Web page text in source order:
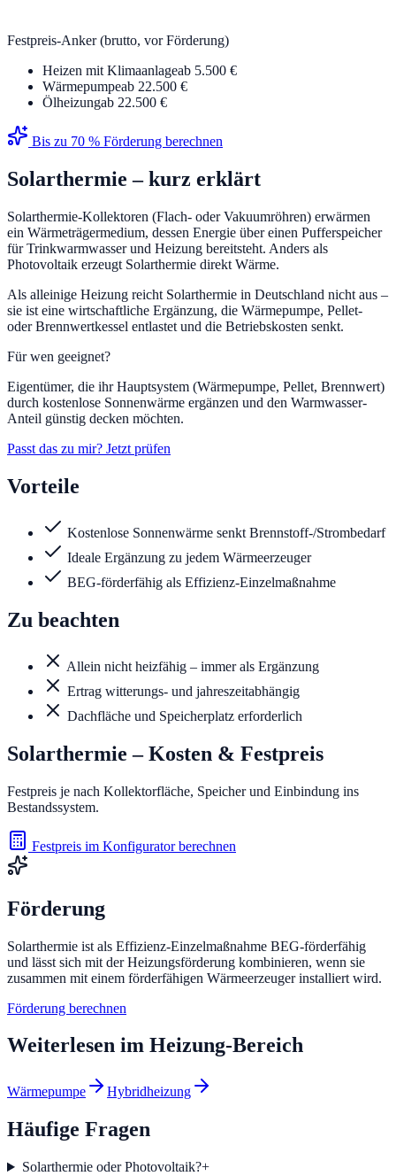
Festpreis-Anker (brutto, vor Förderung)
Heizen mit Klimaanlageab 5.500 €
Wärmepumpeab 22.500 €
Ölheizungab 22.500 €
Bis zu 70 % Förderung berechnen
Solarthermie – kurz erklärt
Solarthermie-Kollektoren (Flach- oder Vakuumröhren) erwärmen
ein Wärmeträgermedium, dessen Energie über einen Pufferspeicher
für Trinkwarmwasser und Heizung bereitsteht. Anders als
Photovoltaik erzeugt Solarthermie direkt Wärme.
Als alleinige Heizung reicht Solarthermie in Deutschland nicht aus –
sie ist eine wirtschaftliche Ergänzung, die Wärmepumpe, Pellet-
oder Brennwertkessel entlastet und die Betriebskosten senkt.
Für wen geeignet?
Eigentümer, die ihr Hauptsystem (Wärmepumpe, Pellet, Brennwert)
durch kostenlose Sonnenwärme ergänzen und den Warmwasser-
Anteil günstig decken möchten.
Passt das zu mir? Jetzt prüfen
Vorteile
Kostenlose Sonnenwärme senkt Brennstoff-/Strombedarf
Ideale Ergänzung zu jedem Wärmeerzeuger
BEG-förderfähig als Effizienz-Einzelmaßnahme
Zu beachten
Allein nicht heizfähig – immer als Ergänzung
Ertrag witterungs- und jahreszeitabhängig
Dachfläche und Speicherplatz erforderlich
Solarthermie – Kosten & Festpreis
Festpreis je nach Kollektorfläche, Speicher und Einbindung ins
Bestandssystem.
Festpreis im Konfigurator berechnen
Förderung
Solarthermie ist als Effizienz-Einzelmaßnahme BEG-förderfähig
und lässt sich mit der Heizungsförderung kombinieren, wenn sie
zusammen mit einem förderfähigen Wärmeerzeuger installiert wird.
Förderung berechnen
Weiterlesen im Heizung-Bereich
Wärmepumpe Hybridheizung
Häufige Fragen
Solarthermie oder Photovoltaik?+